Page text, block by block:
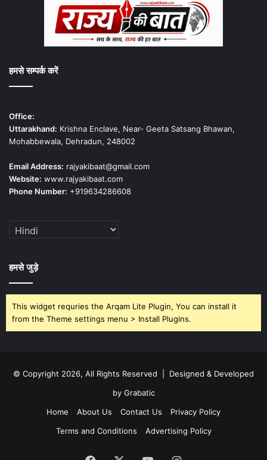
हमसे सम्पर्क करें
Office:
Uttarakhand: Krishna Enclave, Near- Geeta Satsang Bhawan,
Mohabbewala, Dehradun, 248002
Email Address: rajyakibaat@gmail.com
Website: www.rajyakibaat.com
Phone Number: +919634286608
हमसे जुड़े
This widget requries the Arqam Lite Plugin, You can install it
from the Theme settings menu > Install Plugins.
© Copyright 2026, All Rights Reserved | Designed & Developed
by Grabatic
Home
About Us Contact Us
Privacy Policy
Terms and Conditions
Advertising Policy